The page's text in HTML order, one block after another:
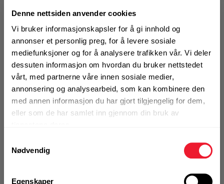
Denne nettsiden anvender cookies
Vi bruker informasjonskapsler for å gi innhold og
annonser et personlig preg, for å levere sosiale
mediefunksjoner og for å analysere trafikken vår. Vi deler
dessuten informasjon om hvordan du bruker nettstedet
vårt, med partnerne våre innen sosiale medier,
annonsering og analysearbeid, som kan kombinere den
med annen informasjon du har gjort tilgjengelig for dem,
eller som de har samlet inn gjennom din bruk av
Nødvendig
Egenskaper
registrer deg for å
Art.nr. 72021999
Hammerbor Hilti TE-CX 6/22 8pk
På nettlager
Klikk & Hent i Motek Arendal + 16 andre